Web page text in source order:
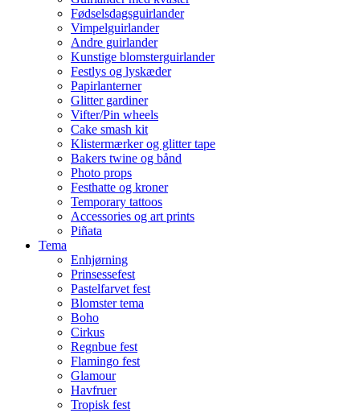
Fødselsdagsguirlander
Vimpelguirlander
Andre guirlander
Kunstige blomsterguirlander
Festlys og lyskæder
Papirlanterner
Glitter gardiner
Vifter/Pin wheels
Cake smash kit
Klistermærker og glitter tape
Bakers twine og bånd
Photo props
Festhatte og kroner
Temporary tattoos
Accessories og art prints
Piñata
Tema
Enhjørning
Prinsessefest
Pastelfarvet fest
Blomster tema
Boho
Cirkus
Regnbue fest
Flamingo fest
Glamour
Havfruer
Tropisk fest